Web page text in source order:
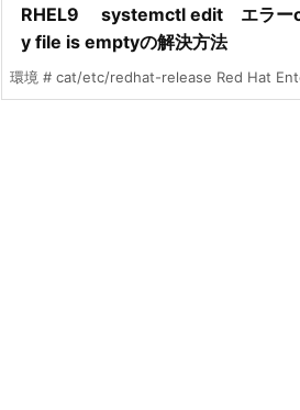
RHEL9 systemctl edit エラー
y file is emptyの解決方法
環境 # cat/etc/redhat-release Red Hat